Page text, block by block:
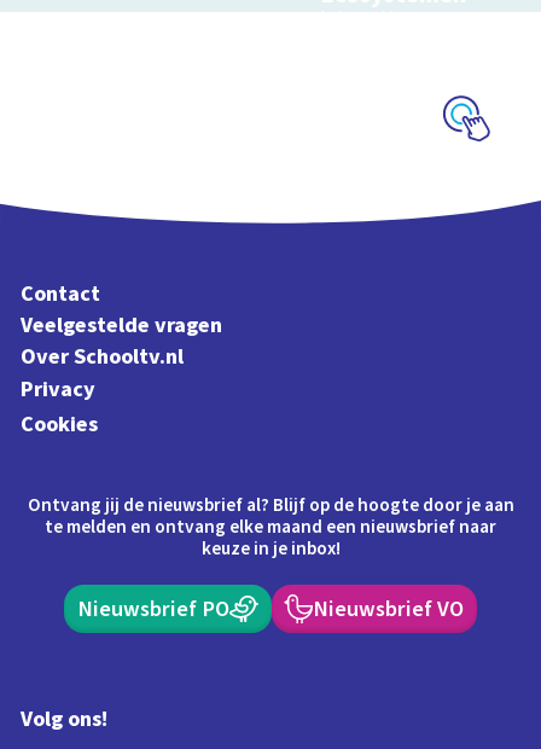
Interactieve
Contact
Veelgestelde vragen
Over Schooltv.nl
Privacy
Cookies
Ontvang jij de nieuwsbrief al? Blijf op de hoogte door je aan
te melden en ontvang elke maand een nieuwsbrief naar
keuze in je inbox!
Nieuwsbrief PO Nieuwsbrief VO
Volg ons!